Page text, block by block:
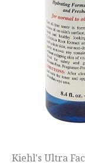
Kiehl's Ultra